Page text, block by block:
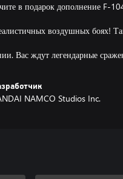
в подарок дополнение F-
воздушных боях!
Вас ждут легендарные
NAMCO Studios Inc.